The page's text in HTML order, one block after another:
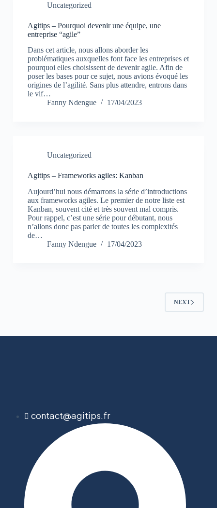
Uncategorized
Agitips – Pourquoi devenir une équipe, une
entreprise “agile”
Dans cet article, nous allons aborder les
problématiques auxquelles font face les entreprises et
pourquoi elles choisissent de devenir agile. Afin de
poser les bases pour ce sujet, nous avions évoqué les
origines de l’agilité. Sans plus attendre, entrons dans
le vif…
Fanny Ndengue
17/04/2023
Uncategorized
Agitips – Frameworks agiles: Kanban
Aujourd’hui nous démarrons la série d’introductions
aux frameworks agiles. Le premier de notre liste est
Kanban, souvent cité et très souvent mal compris.
Pour rappel, c’est une série pour débutant, nous
n’allons donc pas parler de toutes les complexités
de…
Fanny Ndengue
17/04/2023
NEXT
contact@agitips.fr